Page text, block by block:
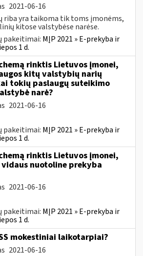
2021-06-16
riba yra taikoma tik toms įmonėms,
kitose valstybėse narėse.
pakeitimai: MĮP 2021 » E-prekyba ir
1 d.
rinktis Lietuvos įmonei,
kitų valstybių narių
tokių paslaugų suteikimo
narė?
2021-06-16
pakeitimai: MĮP 2021 » E-prekyba ir
1 d.
rinktis Lietuvos įmonei,
nuotoline prekyba
2021-06-16
pakeitimai: MĮP 2021 » E-prekyba ir
1 d.
mokestiniai laikotarpiai?
2021-06-16